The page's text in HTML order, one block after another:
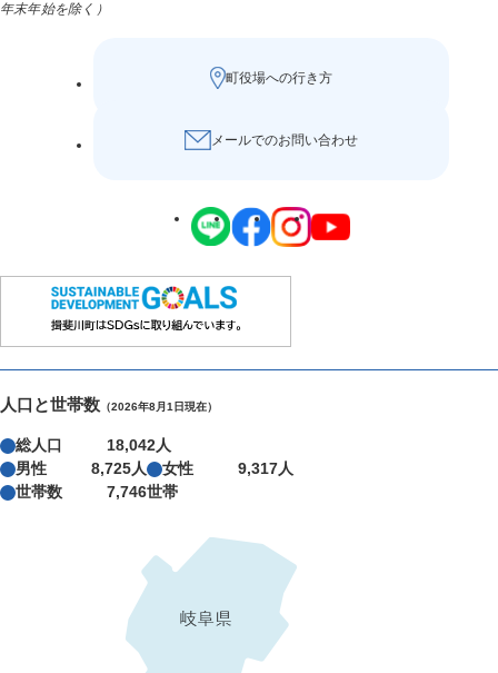
年末年始を除く）
町役場への行き方
メールでのお問い合わせ
人口と世帯数 （2026年8月1日現在）
総人口
18,042人
男性
8,725人 女性
9,317人
世帯数
7,746世帯